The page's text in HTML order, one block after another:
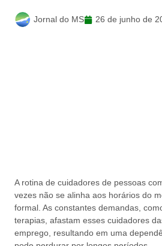
Jornal do MS 26 de junho de
A rotina de cuidadores de pessoas
vezes não se alinha aos horários do
formal. As constantes demandas,
terapias, afastam esses cuidadores
emprego, resultando em uma